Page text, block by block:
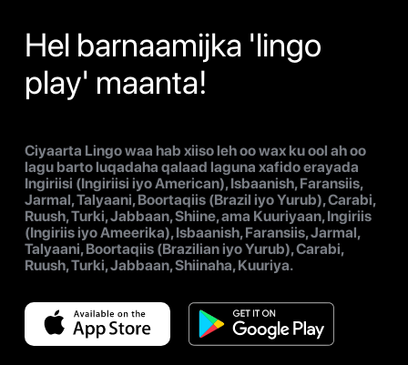
Hel barnaamijka 'lingo
play' maanta!
Ciyaarta Lingo waa hab xiiso leh oo wax ku ool ah oo
lagu barto luqadaha qalaad laguna xafido erayada
Ingiriisi (Ingiriisi iyo American), Isbaanish, Faransiis,
Jarmal, Talyaani, Boortaqiis (Brazil iyo Yurub), Carabi,
Ruush, Turki, Jabbaan, Shiine, ama Kuuriyaan, Ingiriis
(Ingiriis iyo Ameerika), Isbaanish, Faransiis, Jarmal,
Talyaani, Boortaqiis (Brazilian iyo Yurub), Carabi,
Ruush, Turki, Jabbaan, Shiinaha, Kuuriya.